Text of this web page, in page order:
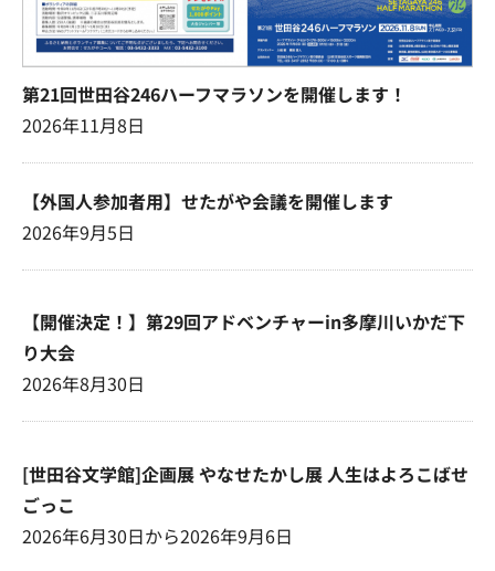
第21回世田谷246ハーフマラソンを開催します！
2026年11月8日
【外国人参加者用】せたがや会議を開催します
2026年9月5日
【開催決定！】第29回アドベンチャーin多摩川いかだ下
り大会
2026年8月30日
[世田谷文学館]企画展 やなせたかし展 人生はよろこばせ
ごっこ
2026年6月30日から2026年9月6日